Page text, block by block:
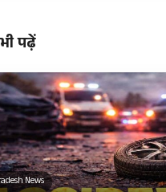
पढ़ें
News